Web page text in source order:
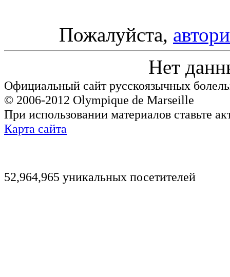
Пожалуйста,
Нет
Официальный сайт русскоязычных
© 2006-2012 Olympique de Marseille
При использовании материалов ставьте
Карта сайта
52,964,965 уникальных посетителей